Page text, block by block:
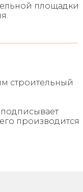
площадки
строительный
подписывает
производится